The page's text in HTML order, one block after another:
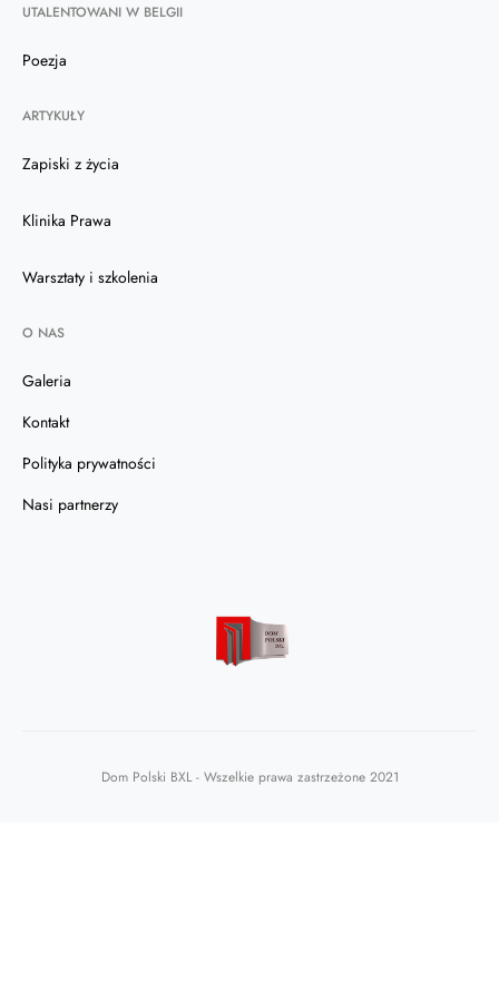
UTALENTOWANI W BELGII
Poezja
ARTYKUŁY
Zapiski z życia
Klinika Prawa
Warsztaty i szkolenia
O NAS
Galeria
Kontakt
Polityka prywatności
Nasi partnerzy
Dom Polski BXL - Wszelkie prawa zastrzeżone 2021